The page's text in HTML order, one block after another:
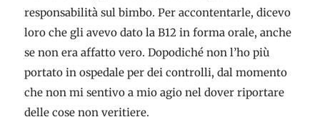
responsabilità sul bimbo. Per accontentarle, dicevo
loro che gli avevo dato la B12 in forma orale, anche
se non era affatto vero. Dopodiché non l’ho più
portato in ospedale per dei controlli, dal momento
che non mi sentivo a mio agio nel dover riportare
delle cose non veritiere.